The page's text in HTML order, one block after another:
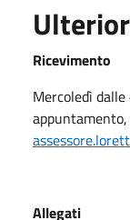
Ricevimento
Mercoledì
Allegati